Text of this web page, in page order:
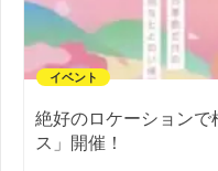
イベント
絶好のロケーションで
ス」開催！